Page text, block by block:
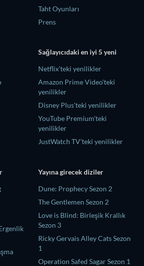
Taht Oyunları
Prens
Sağlayıcıdaki en iyi 5 yeni
Netflix'teki yenilikler
Amazon Prime Video'teki
yenilikler
Disney Plus'teki yenilikler
YouTube Premium'teki
yenilikler
JustWatch TV'teki yenilikler
Yayına girecek diziler
Dune: Prophecy Sezon 2
The Gentlemen Sezon 2
Love is Blind: Birleşik Krallık
Sezon 3
Ricky Gervais Alley Cats Sezon
1
Operation Safed Sagar Sezon 1